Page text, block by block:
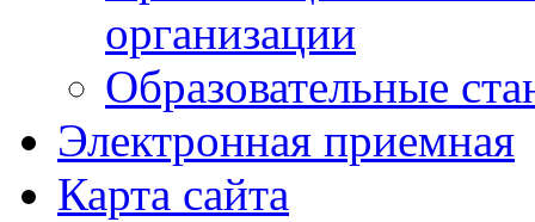
организации
Образовательные
Электронная приемная
Карта сайта